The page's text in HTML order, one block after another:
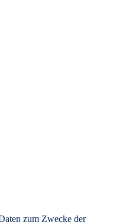
zum Zwecke der